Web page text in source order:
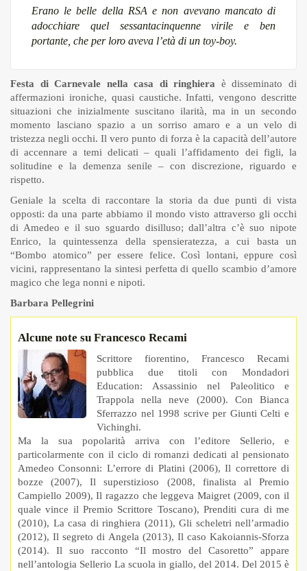
Erano le belle della RSA e non avevano mancato di
adocchiare quel sessantacinquenne virile e ben
portante, che per loro aveva l’età di un toy-boy.
Festa di Carnevale nella casa di ringhiera è disseminato di
affermazioni ironiche, quasi caustiche. Infatti, vengono descritte
situazioni che inizialmente suscitano ilarità, ma in un secondo
momento lasciano spazio a un sorriso amaro e a un velo di
tristezza negli occhi. Il vero punto di forza è la capacità dell’autore
di accennare a temi delicati – quali l’affidamento dei figli, la
solitudine e la demenza senile – con discrezione, riguardo e
rispetto.
Geniale la scelta di raccontare la storia da due punti di vista
opposti: da una parte abbiamo il mondo visto attraverso gli occhi
di Amedeo e il suo sguardo disilluso; dall’altra c’è suo nipote
Enrico, la quintessenza della spensieratezza, a cui basta un
“Bombo atomico” per essere felice. Così lontani, eppure così
vicini, rappresentano la sintesi perfetta di quello scambio d’amore
magico che lega nonni e nipoti.
Barbara Pellegrini
Alcune note su Francesco Recami
Scrittore fiorentino, Francesco Recami
pubblica due titoli con Mondadori
Education: Assassinio nel Paleolitico e
Trappola nella neve (2000). Con Bianca
Sferrazzo nel 1998 scrive per Giunti Celti e
Vichinghi.
Ma la sua popolarità arriva con l’editore Sellerio, e
particolarmente con il ciclo di romanzi dedicati al pensionato
Amedeo Consonni: L’errore di Platini (2006), Il correttore di
bozze (2007), Il superstizioso (2008, finalista al Premio
Campiello 2009), Il ragazzo che leggeva Maigret (2009, con il
quale vince il Premio Scrittore Toscano), Prenditi cura di me
(2010), La casa di ringhiera (2011), Gli scheletri nell’armadio
(2012), Il segreto di Angela (2013), Il caso Kakoiannis-Sforza
(2014). Il suo racconto “Il mostro del Casoretto” appare
nell’antologia Sellerio La scuola in giallo, del 2014. Del 2015 è